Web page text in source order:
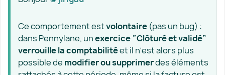
Ce comportement estvolontaire (pas un bug) :
dans Pennylane, unexercice “Clôturé et validé”
verrouille la comptabilitéet il n’est alors plus
possible de modifier ou supprimerdes éléments